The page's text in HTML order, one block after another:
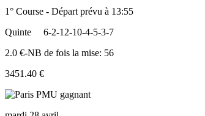
1° Course - Départ prévu à 13:55
Quinte
6-2-12-10-4-5-3-7
2.0 €-NB de fois la mise: 56
3451.40 €